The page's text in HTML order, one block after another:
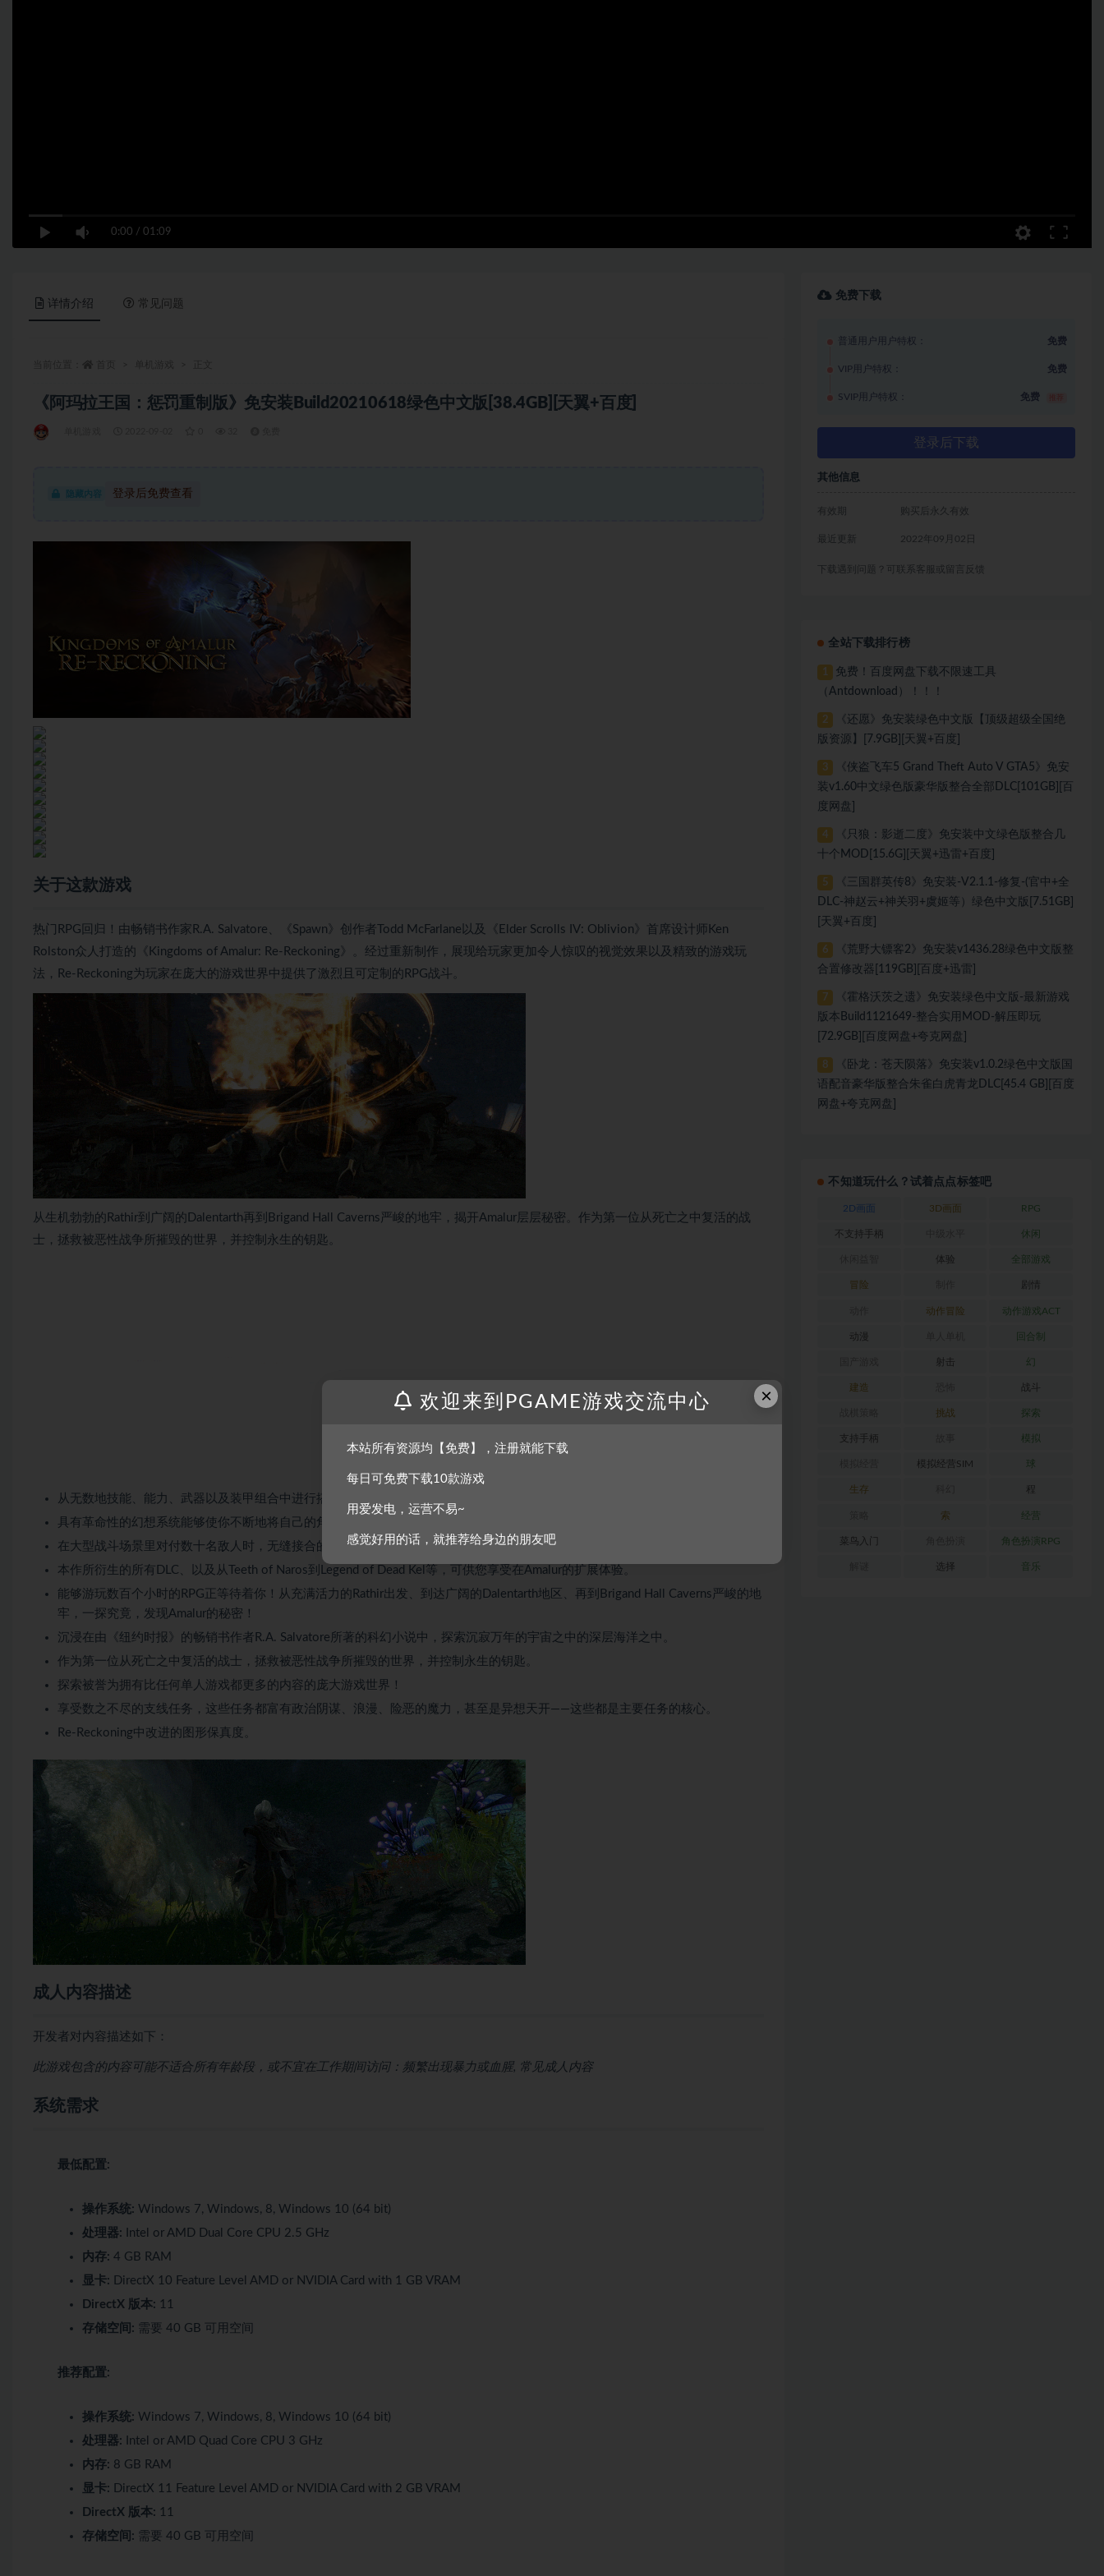
0:00 / 01:09
详情介绍 常见问题
《阿玛拉王国：惩罚重制版》免安装Build20210618绿色中文版[38.4GB][天翼+百度]
隐藏内容 登录后免费查看
关于这款游戏
热门RPG回归！由畅销书作家R.A. Salvatore、《Spawn》创作者Todd McFarlane以及《Elder Scrolls IV: Oblivion》首席设计师Ken
Rolston众人打造的《Kingdoms of Amalur: Re-Reckoning》。经过重新制作，展现给玩家更加令人惊叹的视觉效果以及精致的游戏玩
法，Re-Reckoning为玩家在庞大的游戏世界中提供了激烈且可定制的RPG战斗。
从生机勃勃的Rathir到广阔的Dalentarth再到Brigand Hall Caverns严峻的地牢，揭开Amalur层层秘密。作为第一位从死亡之中复活的战
士，拯救被恶性战争所摧毁的世界，并控制永生的钥匙。
从无数地技能、能力、武器以及装甲组合中进行搭配，为接下来最激烈的战斗打造最理想的角色。
具有革命性的幻想系统能够使你不断地将自己的角色种类改造成自己的游玩风格。
在大型战斗场景里对付数十名敌人时，无缝接合的魔术和近战攻击，并以残酷的Fateshift击杀来结束他们。
本作所衍生的所有DLC、以及从Teeth of Naros到Legend of Dead Kel等，可供您享受在Amalur的扩展体验。
能够游玩数百个小时的RPG正等待着你！从充满活力的Rathir出发、到达广阔的Dalentarth地区、再到Brigand Hall Caverns严峻的地
牢，一探究竟，发现Amalur的秘密！
沉浸在由《纽约时报》的畅销书作者R.A. Salvatore所著的科幻小说中，探索沉寂万年的宇宙之中的深层海洋之中。
作为第一位从死亡之中复活的战士，拯救被恶性战争所摧毁的世界，并控制永生的钥匙。
探索被誉为拥有比任何单人游戏都更多的内容的庞大游戏世界！
享受数之不尽的支线任务，这些任务都富有政治阴谋、浪漫、险恶的魔力，甚至是异想天开——这些都是主要任务的核心。
Re-Reckoning中改进的图形保真度。
成人内容描述
开发者对内容描述如下：
此游戏包含的内容可能不适合所有年龄段，或不宜在工作期间访问：频繁出现暴力或血腥, 常见成人内容
系统需求
最低配置:
操作系统: Windows 7, Windows, 8, Windows 10 (64 bit)
处理器: Intel or AMD Dual Core CPU 2.5 GHz
内存: 4 GB RAM
显卡: DirectX 10 Feature Level AMD or NVIDIA Card with 1 GB VRAM
DirectX 版本: 11
存储空间: 需要 40 GB 可用空间
推荐配置:
操作系统: Windows 7, Windows, 8, Windows 10 (64 bit)
处理器: Intel or AMD Quad Core CPU 3 GHz
内存: 8 GB RAM
显卡: DirectX 11 Feature Level AMD or NVIDIA Card with 2 GB VRAM
DirectX 版本: 11
存储空间: 需要 40 GB 可用空间
免费下载
普通用户用户特权： 免费
VIP用户特权： 免费
SVIP用户特权： 免费
登录后下载
其他信息
有效期 购买后永久有效
最近更新 2022年09月02日
下载遇到问题？可联系客服或留言反馈
全站下载排行榜
1
免费！百度网盘下载不限速工具
（Antdownload）！！！
2
《还愿》免安装绿色中文版【顶级超级全国绝
版资源】[7.9GB][天翼+百度]
3
《侠盗飞车5 Grand Theft Auto V GTA5》免安
装v1.60中文绿色版豪华版整合全部DLC[101GB][百
度网盘]
4
《只狼：影逝二度》免安装中文绿色版整合几
十个MOD[15.6G][天翼+迅雷+百度]
5
《三国群英传8》免安装-V2.1.1-修复-(官中+全
DLC-神赵云+神关羽+虞姬等）绿色中文版[7.51GB]
[天翼+百度]
6
《荒野大镖客2》免安装v1436.28绿色中文版整
合置修改器[119GB][百度+迅雷]
7
《霍格沃茨之遗》免安装绿色中文版-最新游戏
版本Build1121649-整合实用MOD-解压即玩
[72.9GB][百度网盘+夸克网盘]
8
《卧龙：苍天陨落》免安装v1.0.2绿色中文版国
语配音豪华版整合朱雀白虎青龙DLC[45.4 GB][百度
网盘+夸克网盘]
不知道玩什么？试着点点标签吧
2D画面 3D画面 RPG
不支持手柄 休闲
体验 全部游戏
冒险 剧情
动作冒险 动作游戏ACT
动漫 回合制
射击 幻
建造 战斗
挑战 探索
支持手柄 模拟
模拟经营SIM 球
生存 程
索 经营
菜鸟入门 角色扮演RPG
选择 音乐
×
欢迎来到PGAME游戏交流中心
本站所有资源均【免费】，注册就能下载
每日可免费下载10款游戏
用爱发电，运营不易~
感觉好用的话，就推荐给身边的朋友吧